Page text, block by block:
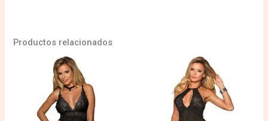
Productos relacionados